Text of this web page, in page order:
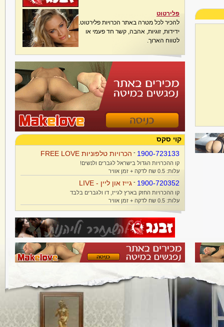
פלירטוט
להכיר לכל מטרה באתר הכרויות פלירטוט.
ידידות, זוגיות, אהבה, קשר חד פעמי או
לטווח הארוך.
קוי סקס
1900-723133
- הכרויות טלפוניות FREE LOVE
קו ההכרויות הגדול בישראל לגברים ולנשים!
עלות: 0.5 שח לדקה + זמן אוויר
1900-720352
- גייז און ליין - LIVE
קו ההכרויות החזק בארץ לגייז, דו ולגברים בלבד
עלות: 0.5 שח לדקה + זמן אוויר